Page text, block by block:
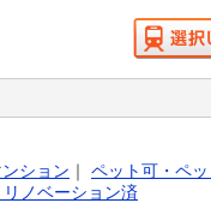
ション ｜ ペット可・ペ
リノベーション済